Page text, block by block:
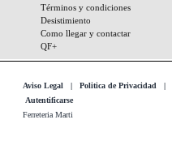
Términos y condiciones
Desistimiento
Como llegar y contactar
QF+
Aviso Legal | Politica de Privacidad |
Autentificarse
Ferreteria Marti